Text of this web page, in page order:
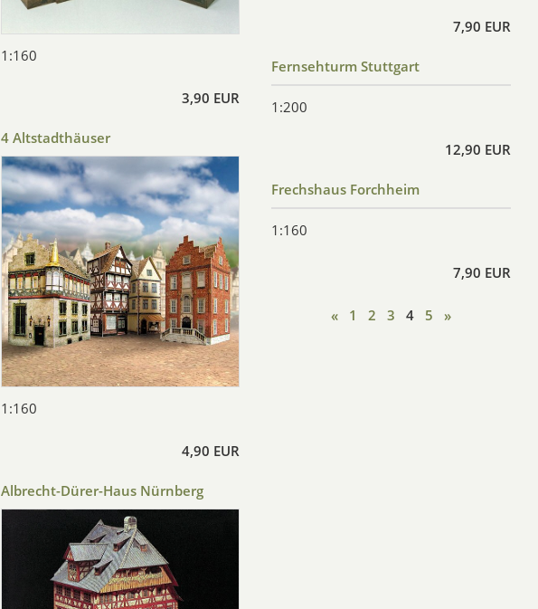
1:160
3,90 EUR
4 Altstadthäuser
1:160
4,90 EUR
Albrecht-Dürer-Haus Nürnberg
7,90 EUR
Fernsehturm Stuttgart
1:200
12,90 EUR
Frechshaus Forchheim
1:160
7,90 EUR
« 1 2 3 4 5 »